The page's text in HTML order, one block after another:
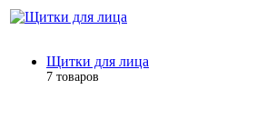
Щитки для лица
7 товаров